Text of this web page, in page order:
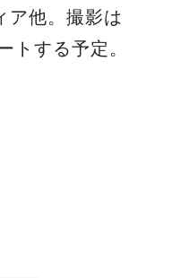
ア他。撮影は
トする予定。